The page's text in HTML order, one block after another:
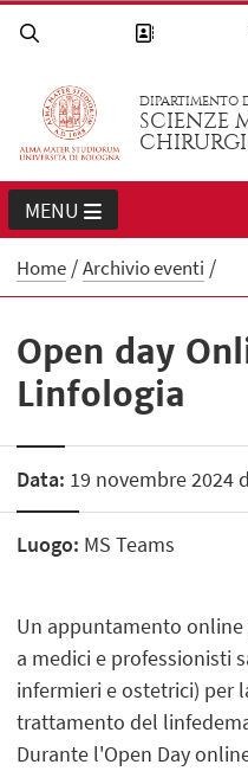
DIPARTIMENTO
SCIENZE
MENU
Home Archivio eventi
Open day
Linfologia
Data: 19 novembre 2024
Luogo: MS Teams
Un appuntamento
a medici e professionisti
infermieri e ostetrici) per
trattamento del
Durante l'Open Day